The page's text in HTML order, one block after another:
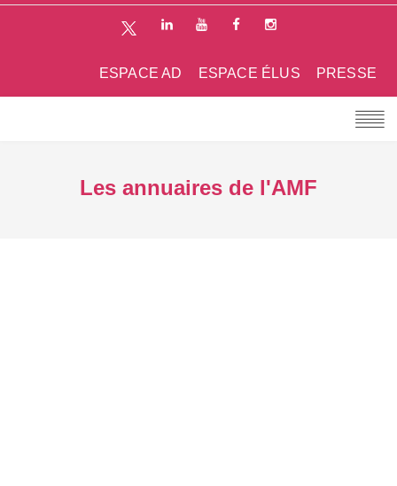
PRESSE
ESPACE ÉLUS
ESPACE AD
Les annuaires de l'AMF